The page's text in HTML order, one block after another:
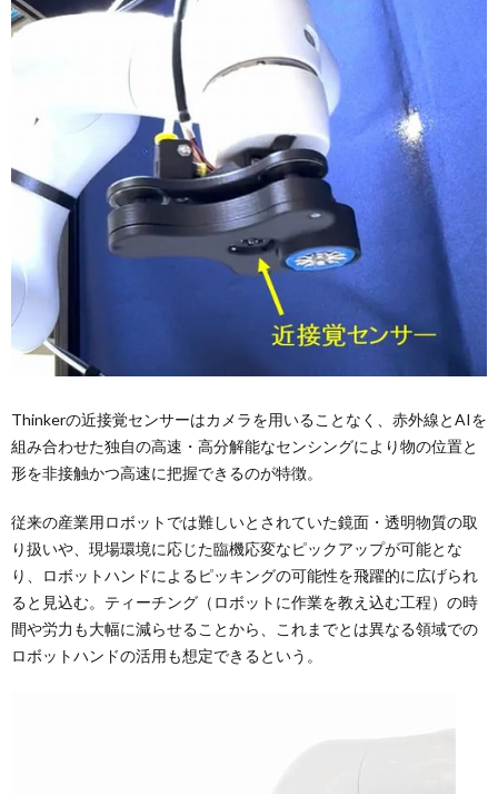
Thinkerの近接覚センサーはカメラを用いることなく、赤外線とAIを
組み合わせた独自の高速・高分解能なセンシングにより物の位置と
形を非接触かつ高速に把握できるのが特徴。
従来の産業用ロボットでは難しいとされていた鏡面・透明物質の取
り扱いや、現場環境に応じた臨機応変なピックアップが可能とな
り、ロボットハンドによるピッキングの可能性を飛躍的に広げられ
ると見込む。ティーチング（ロボットに作業を教え込む工程）の時
間や労力も大幅に減らせることから、これまでとは異なる領域での
ロボットハンドの活用も想定できるという。